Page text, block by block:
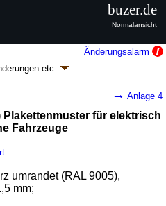
Änderungsalarm
etc.
I Nr. 199 S. 2; zuletzt geändert durch
I Nr. 142
/ Entwurf / Begründung
und Schlussvorschriften
→ Anlage 4
Plakettenmuster für elektrisch
Fahrzeuge
umrandet (RAL 9005),
mm;
buzer.de
Normalansicht